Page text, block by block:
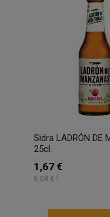
Sidra LADRÓN DE
25cl.
1,67 €
6,08 € l